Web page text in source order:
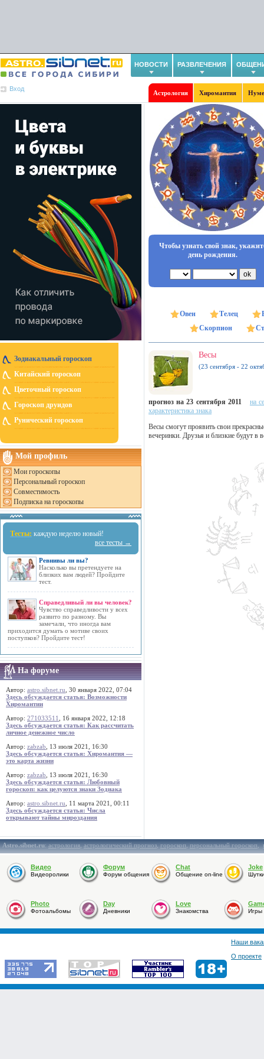
НОВОСТИ РАЗВЛЕЧЕНИЯ
Вход
Астрология Хиромантия
Зодиакальный гороскоп
Китайский гороскоп
Цветочный гороскоп
Гороскоп друидов
Рунический гороскоп
Мой профиль
Мои гороскопы
Персональный гороскоп
Совместимость
Подписка на гороскопы
Тесты: каждую неделю новый!
все тесты →
Ревнивы ли вы?
Насколько вы претендуете на
близких вам людей? Пройдите
тест.
Справедливый ли вы человек?
Чувство справедливости у всех
развито по разному. Вы
замечали, что иногда вам
приходится думать о мотиве своих
поступков? Пройдите тест!
На форуме
Автор: astro.sibnet.ru , 30 января 2022, 07:04
Здесь обсуждается статья: Возможности
Хиромантии
Автор: 271033511
, 16 января 2022, 12:18
Здесь обсуждается статья: Как рассчитать
личное денежное число
Автор: zabzab , 13 июля 2021, 16:30
Здесь обсуждается статья: Хиромантия —
это карта жизни
Автор: zabzab , 13 июля 2021, 16:30
Здесь обсуждается статья: Любовный
гороскоп: как целуются знаки Зодиака
Автор: astro.sibnet.ru , 11 марта 2021, 00:11
Здесь обсуждается статья: Числа
открывают тайны мироздания
Чтобы узнать свой знак,
день рождения.
Овен Телец
Скорпион
Весы
(23 сентября - 22
прогноз на 23 сентября 2011
на
характеристика знака
Весы смогут проявить свои
вечеринки. Друзья и близкие будут в
Astro.sibnet.ru:астрология,астрологический прогноз,гороскоп,персональный гороскоп,
Видео
Видеоролики
Форум
Форум общения
Chat
Общение on-line
Joke
Photo
Фотоальбомы
Day
Дневники
Love
Знакомства Игры
Наши
О проекте